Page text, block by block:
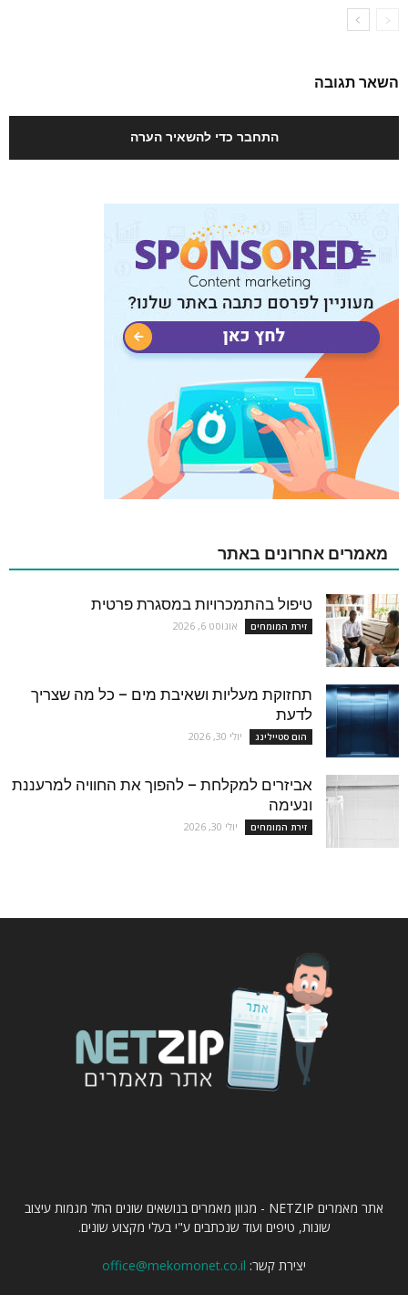
השאר תגובה
התחבר כדי להשאיר הערה
מאמרים אחרונים באתר
טיפול בהתמכרויות במסגרת פרטית
זירת המומחים אוגוסט 6, 2026
תחזוקת מעליות ושאיבת מים – כל מה שצריך
לדעת
הום סטיילינג יולי 30, 2026
אביזרים למקלחת – להפוך את החוויה למרעננת
ונעימה
זירת המומחים יולי 30, 2026
אתר מאמרים NETZIP - מגוון מאמרים בנושאים שונים החל מגמות עיצוב
שונות, טיפים ועוד שנכתבים ע"י בעלי מקצוע שונים.
יצירת קשר: office@mekomonet.co.il